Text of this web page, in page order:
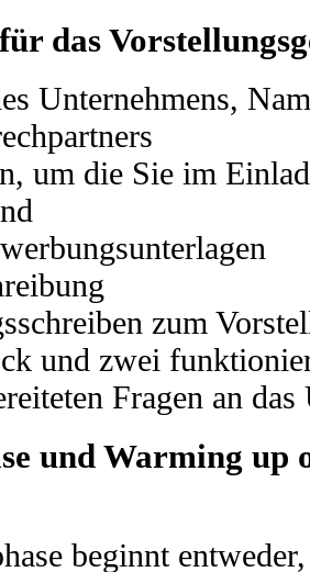
das
Unternehmens,
um die Sie im
zum
und zwei
Fragen an das
und Warming up
beginnt